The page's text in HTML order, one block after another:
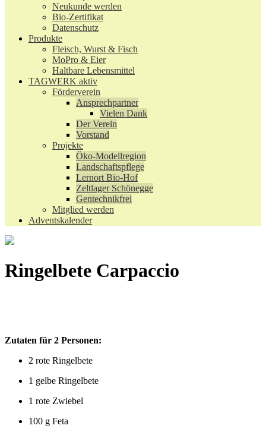
Neukunde werden
Bio-Zertifikat
Datenschutz
Produkte
Fleisch, Wurst & Fisch
MoPro & Eier
Haltbare Lebensmittel
TAGWERK aktiv
Förderverein
Ansprechpartner
Vielen Dank
Der Verein
Vorstand
Projekte
Öko-Modellregion
Landschaftspflege
Lernort Bio-Hof
Zeltlager Schönegge
Gentechnikfrei
Mitglied werden
Adventskalender
Ringelbete Carpaccio
Zutaten für 2 Personen:
2 rote Ringelbete
1 gelbe Ringelbete
1 rote Zwiebel
100 g Feta